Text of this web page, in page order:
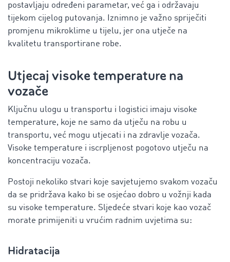
postavljaju određeni parametar, već ga i održavaju
tijekom cijelog putovanja. Iznimno je važno spriječiti
promjenu mikroklime u tijelu, jer ona utječe na
kvalitetu transportirane robe.
Utjecaj visoke temperature na
vozače
Ključnu ulogu u transportu i logistici imaju visoke
temperature, koje ne samo da utječu na robu u
transportu, već mogu utjecati i na zdravlje vozača.
Visoke temperature i iscrpljenost pogotovo utječu na
koncentraciju vozača.
Postoji nekoliko stvari koje savjetujemo svakom vozaču
da se pridržava kako bi se osjećao dobro u vožnji kada
su visoke temperature. Sljedeće stvari koje kao vozač
morate primijeniti u vrućim radnim uvjetima su:
Hidratacija